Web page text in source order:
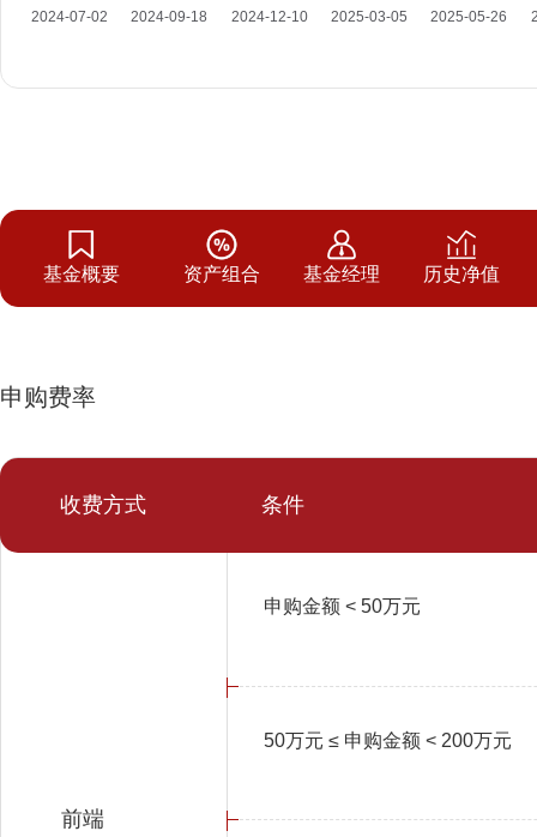
基金概要 资产组合 基金经理 历史净值
申购费率
收费方式 条件
前端
申购金额 < 50万元
50万元 ≤ 申购金额 < 200万元